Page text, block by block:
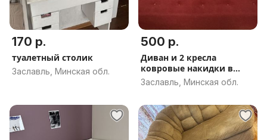
170 р.
туалетный столик
Заславль, Минская обл.
500 р.
Диван и 2 кресла
ковровые накидки в
подарок
Заславль, Минская обл.